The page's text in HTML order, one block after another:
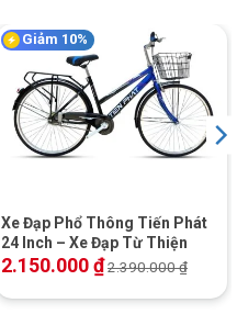
Giảm 10%
Xe Đạp Phổ Thông Tiến Phát
24 Inch – Xe Đạp Từ Thiện
2.150.000₫2.390.000₫